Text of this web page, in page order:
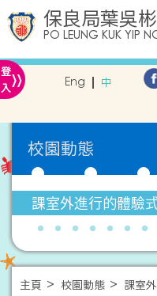
保良局葉吳
PO LEUNG KUK YIP
登
入» Eng 中
校園動態
課室外進行的體驗
主頁 校園動態 課室